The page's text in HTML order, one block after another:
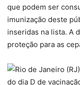
que podem ser
imunização deste
inseridas na lista. A
proteção para as